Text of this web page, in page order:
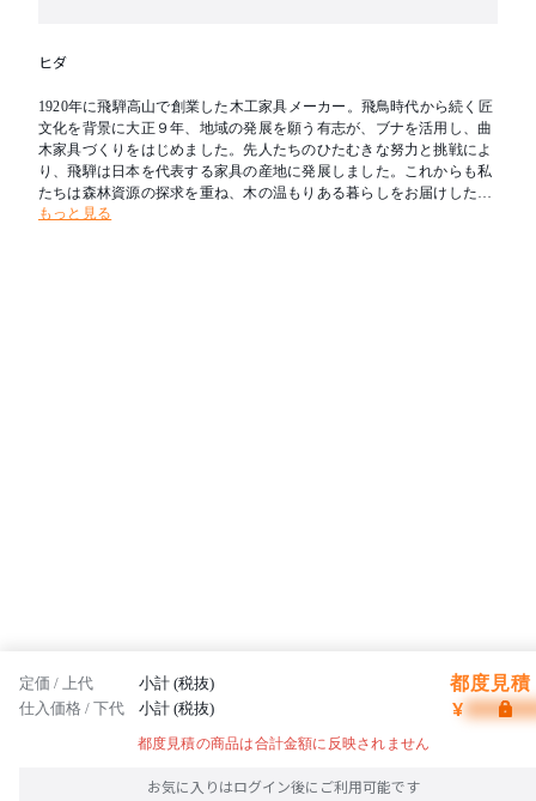
ヒダ
1920年に飛騨高山で創業した木工家具メーカー。飛鳥時代から続く匠
文化を背景に大正９年、地域の発展を願う有志が、ブナを活用し、曲
木家具づくりをはじめました。先人たちのひたむきな努力と挑戦によ
り、飛騨は日本を代表する家具の産地に発展しました。これからも私
たちは森林資源の探求を重ね、木の温もりある暮らしをお届けしたい
と考えます。新たな創造を可能とし、その魅力を求めて人々が集う場
もっと見る
定価 / 上代 小計 (税抜) 都度見積
仕入価格 / 下代 小計 (税抜) ¥
都度見積の商品は合計金額に反映されません
お気に入りはログイン後にご利用可能です